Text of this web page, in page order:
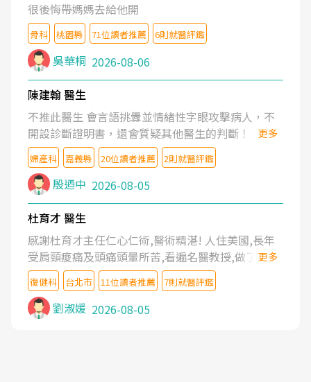
很後悔帶媽媽去給他開
骨科 桃園縣 71位讀者推薦 6則就醫評鑑
吳華桐 2026-08-06
陳建翰 醫生
不推此醫生 會言語挑釁並情緒性字眼攻擊病人，不
開設診斷證明書，還會質疑其他醫生的判斷！
更多
婦產科 嘉義縣 20位讀者推薦 2則就醫評鑑
殷迺中 2026-08-05
杜育才 醫生
感謝杜育才主任仁心仁術,醫術精湛! 人住美國,長年
受肩頸痠痛及頭痛頭暈所苦,看遍名醫教授,做了各種
檢查,也嘗試過西醫打針,中醫針灸及物理徒手治療都
沒有用,後來連吃到嗎啡類止痛藥都效果有限,只是壓
症狀,沒多久就痛起來,多年失眠嚴重影響生活品質.
台灣親友介紹忠孝醫院杜育才主任是頸頭症候群專
更多
復健科 台北市 11位讀者推薦 7則就醫評鑑
劉淑媛 2026-08-05